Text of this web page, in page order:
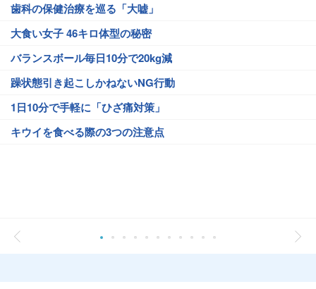
歯科の保健治療を巡る「大嘘」
大食い女子 46キロ体型の秘密
バランスボール毎日10分で20kg減
躁状態引き起こしかねないNG行動
1日10分で手軽に「ひざ痛対策」
キウイを食べる際の3つの注意点